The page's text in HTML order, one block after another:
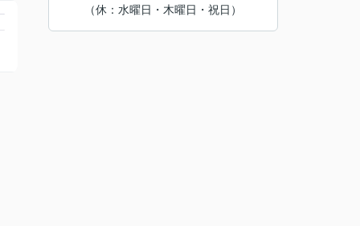
（休：水曜日・木曜日・祝日）